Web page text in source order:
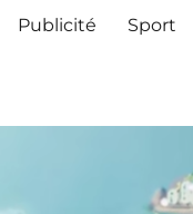
Publicité Sport